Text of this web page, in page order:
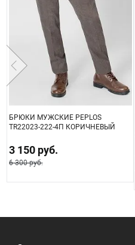
БРЮКИ МУЖСКИЕ PEPLOS
TR22023-222-4П КОРИЧНЕВЫЙ
3 150 руб.
6 300 руб.